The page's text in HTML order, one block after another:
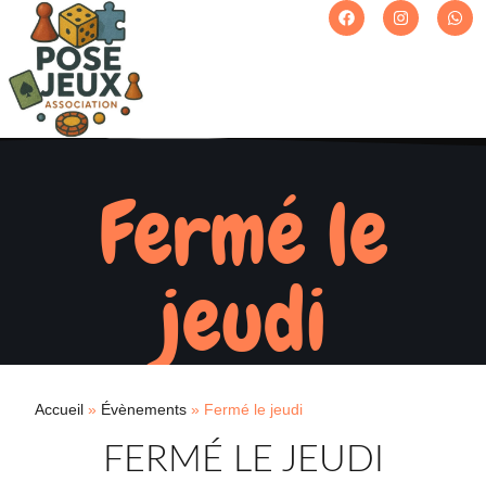
Fermé le
jeudi
Accueil » Évènements » Fermé le jeudi
FERMÉ LE JEUDI